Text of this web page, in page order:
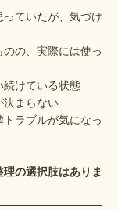
っていたが、気づけ
のの、実際には使っ
続けている状態
決まらない
トラブルが気になっ
の選択肢はありま